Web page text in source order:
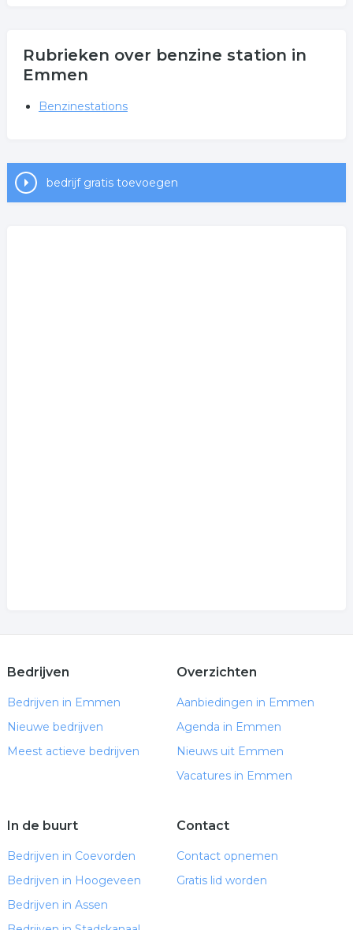
Rubrieken over benzine station in
Emmen
Benzinestations
bedrijf gratis toevoegen
Bedrijven
Bedrijven in Emmen
Nieuwe bedrijven
Meest actieve bedrijven
Overzichten
Aanbiedingen in Emmen
Agenda in Emmen
Nieuws uit Emmen
Vacatures in Emmen
In de buurt
Bedrijven in Coevorden
Bedrijven in Hoogeveen
Bedrijven in Assen
Contact
Contact opnemen
Gratis lid worden